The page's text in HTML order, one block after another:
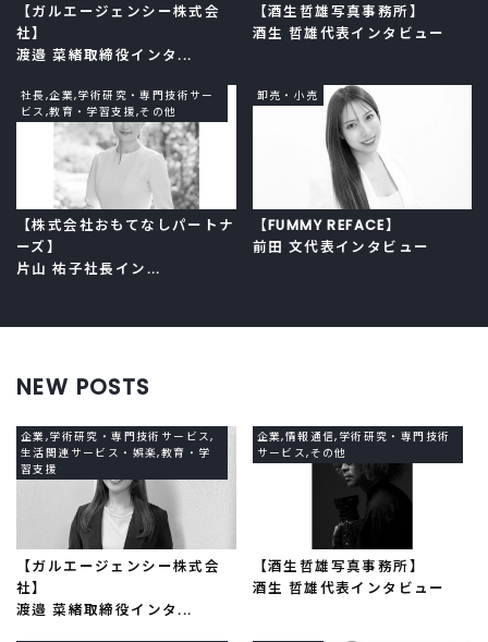
【ガルエージェンシー株式会
社】
渡邉 菜緒取締役インタ...
【酒生哲雄写真事務所】
酒生 哲雄代表インタビュー
社長,企業,学術研究・専門技術サー
ビス,教育・学習支援,その他
【株式会社おもてなしパートナ
ーズ】
片山 祐子社長イン...
卸売・小売
【FUMMY REFACE】
前田 文代表インタビュー
NEW POSTS
企業,学術研究・専門技術サービス,
生活関連サービス・娯楽,教育・学
習支援
【ガルエージェンシー株式会
社】
渡邉 菜緒取締役インタ...
企業,情報通信,学術研究・専門技術
サービス,その他
【酒生哲雄写真事務所】
酒生 哲雄代表インタビュー